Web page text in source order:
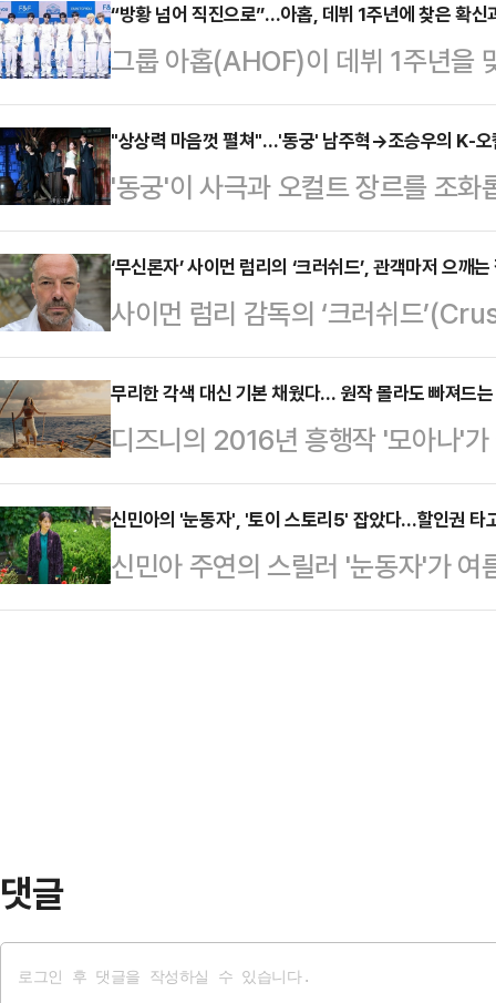
“방황 넘어 직진으로”…아홉, 데뷔 1주년에 찾은 확
그룹 아홉(AHOF)이 데뷔 1주년을
새 앨범으로 컴백했다. 방황과 성장
으로 나아가는 직진의 에너지를 전
구 예스24 라이브홀에서 세 번째
기념 미디어 쇼케이스를 열고 “멤
하지만 새 앨범을 먼저 보여드릴 수
성장 과정을 담았다면 이번에는 직
한 매력을 …
"상상력 마음껏 펼쳐"…'동궁' 남주혁→조승우의 K-
'동궁'이 사극과 오컬트 장르를 조
오가며 궁의 비밀을 흥미롭게 파헤
능력을 가진 구천(남주혁 분)과 비
부름을 받고 동궁에 깃든 저주를
서울 영등포구 페어몬트 앰배서더
궁'의 제작발표회에 참석한 남주혁
는 상상력을 펼칠 수 있는 순간이
고 싶은 마음…
‘무신론자’ 사이먼 럼리의 ‘크러쉬드’, 관객마저 으깨
사이먼 럼리 감독의 ‘크러쉬드
한다. 그러나 영화가 끝난 뒤 남는
사람들이 무엇을 믿고 누구를 용서
한 질문이다. 복잡하게 얽힌 사람들
다.제30회 부천국제판타스틱영화
에 유포되는 잔혹한 영상과 열 살
건을 따라간다. 올리비아의 어머니
에 빠지고,…
무리한 각색 대신 기본 채웠다… 원작 몰라도 빠져드
디즈니의 2016년 흥행작 '모아나'
이번 신작은 디즈니 실사 영화들이
메시지 주입을 배제하고, 이야기 자
중하며 안정적인 완성도를 증명했
선보인 일부 실사화 작품들이 과도
신민아의 '눈동자', '토이 스토리5' 잡았다…할인권 타
신민아 주연의 스릴러 '눈동자'가
까이 전 세계 관객들의 사랑을 받아
댓글